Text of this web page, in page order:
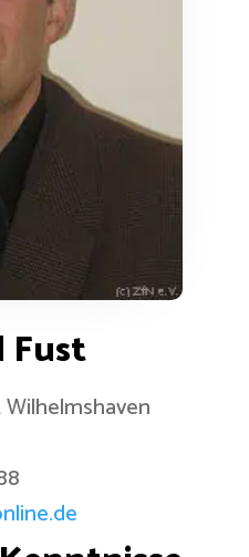
Fust
Wilhelmshaven